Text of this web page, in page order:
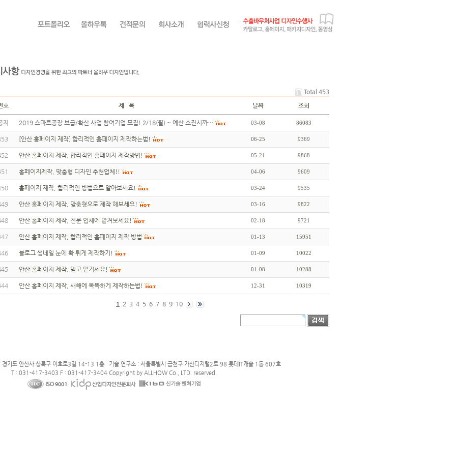
Total 453
호
제 목 날짜 조회
지 2019 스마트공장 보급/확산 사업 참여기업 모집! 2/18(월) ~ 예산 소진시까… 03-08 86083
[안산 홈페이지 제작] 합리적인 홈페이지 제작하는법! 06-25 9369
안산 홈페이지 제작, 합리적인 홈페이지 제작방법! 05-21 9868
홈페이지제작, 맞춤형 디자인 추천업체!! 04-06 9609
홈페이지 제작, 합리적인 방법으로 알아보세요! 03-24 9535
안산 홈페이지 제작, 맞춤형으로 제작 해보세요! 03-16 9822
안산 홈페이지 제작, 전문 업체에 맡겨보세요! 02-18 9721
안산 홈페이지 제작, 합리적인 홈페이지 제작 방법 01-13 15951
블로그 썸네일 눈에 확 튀게 제작하기! 01-09 10022
안산 홈페이지 제작, 믿고 맡기세요! 01-08 10288
안산 홈페이지 제작, 새해에 똑똑하게 제작하는법! 12-31 10319
1 2 3 4 5 6 7 8 9 10
기도 안산사 상록구 이호로3길 14-13 1층 기술 연구소 : 서울특별시 금천구 가산디지털2로 98 롯데IT캐슬 1동 607호
T : 031-417-3403 F : 031-417-3404 Copyright by ALLHOW Co., LTD. reserved.